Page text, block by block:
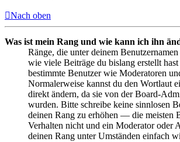
Nach oben
Was ist mein Rang und wie kann ich ihn
Ränge, die unter deinem Benutzernamen
wie viele Beiträge du bislang erstellt
bestimmte Benutzer wie Moderatoren
Normalerweise kannst du den Wortlaut
direkt ändern, da sie von der Board-
wurden. Bitte schreibe keine sinnlosen
deinen Rang zu erhöhen — die meisten
Verhalten nicht und ein Moderator oder
deinen Rang unter Umständen einfach